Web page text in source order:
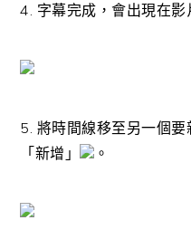
4. 字幕完成，會出現在影
5. 將時間線移至另一個
「新增」
。